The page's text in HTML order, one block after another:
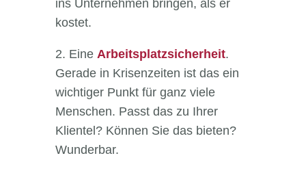
ins Unternehmen bringen, als er
kostet.
2. Eine Arbeitsplatzsicherheit.
Gerade in Krisenzeiten ist das ein
wichtiger Punkt für ganz viele
Menschen. Passt das zu Ihrer
Klientel? Können Sie das bieten?
Wunderbar.